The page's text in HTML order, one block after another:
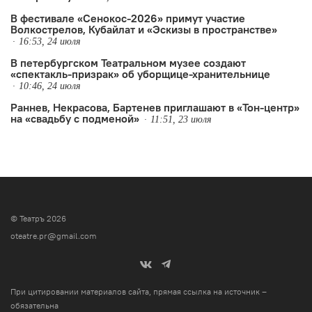
В фестивале «Сенокос-2026» примут участие
Волкострелов, Кубайлат и «Эскизы в пространстве»
16:53, 24 июля
В петербургском Театральном музее создают
«спектакль-призрак» об уборщице-хранительнице
10:46, 24 июля
Раннев, Некрасова, Бартенев приглашают в «Тон-центр»
на «свадьбу с подменой»
11:51, 23 июля
© Театръ 2026
oteatre.pr@gmail.com
При цитировании материалов сайта, прямая ссылка на источник –
обязательна